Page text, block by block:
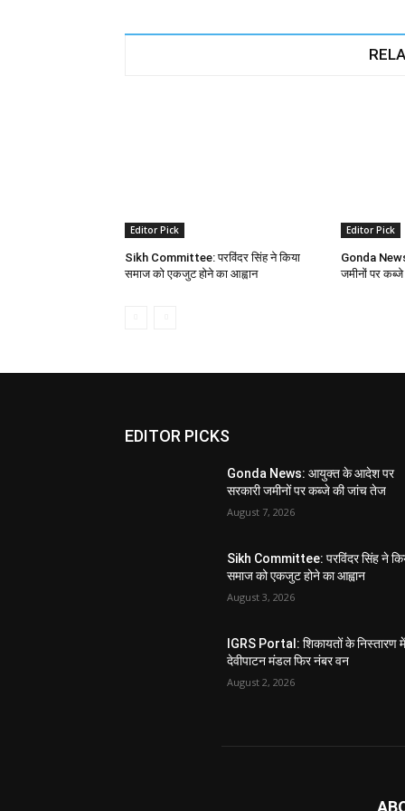
Editor Pick
Sikh Committee: परविंदर सिंह ने किया
समाज को एकजुट होने का आह्वान
Editor Pick
Gonda
जमीनों पर
EDITOR PICKS
Gonda News: आयुक्त के आदेश पर
सरकारी जमीनों पर कब्जे की जांच तेज
August 7, 2026
Sikh Committee: परविंदर सिंह ने
समाज को एकजुट होने का आह्वान
August 3, 2026
IGRS Portal: शिकायतों के निस्तारण
देवीपाटन मंडल फिर नंबर वन
August 2, 2026